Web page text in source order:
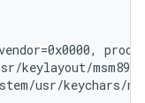
keylayout/
usr/keychars/